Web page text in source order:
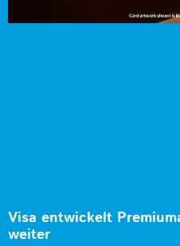
Visa entwickelt
weiter